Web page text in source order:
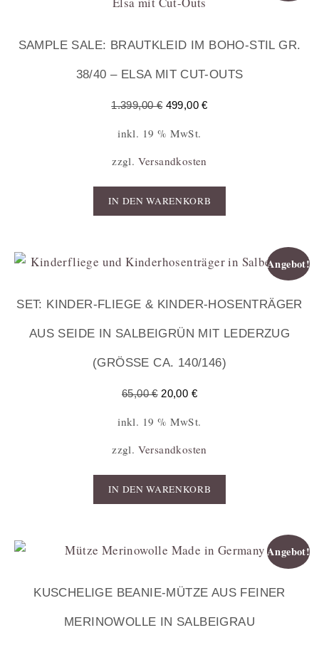
SAMPLE SALE: BRAUTKLEID IM BOHO-STIL GR.
38/40 – ELSA MIT CUT-OUTS
1.399,00€ 499,00€
inkl. 19 % MwSt.
zzgl. Versandkosten
IN DEN WARENKORB
Angebot!
SET: KINDER-FLIEGE & KINDER-HOSENTRÄGER
AUS SEIDE IN SALBEIGRÜN MIT LEDERZUG
(GRÖSSE CA. 140/146)
65,00€ 20,00 €
inkl. 19 % MwSt.
zzgl. Versandkosten
IN DEN WARENKORB
Angebot!
KUSCHELIGE BEANIE-MÜTZE AUS FEINER
MERINOWOLLE IN SALBEIGRAU